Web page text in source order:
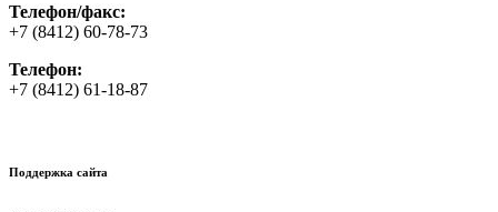
Телефон/факс:
+7 (8412) 60-78-73
Телефон:
+7 (8412) 61-18-87
Поддержка сайта